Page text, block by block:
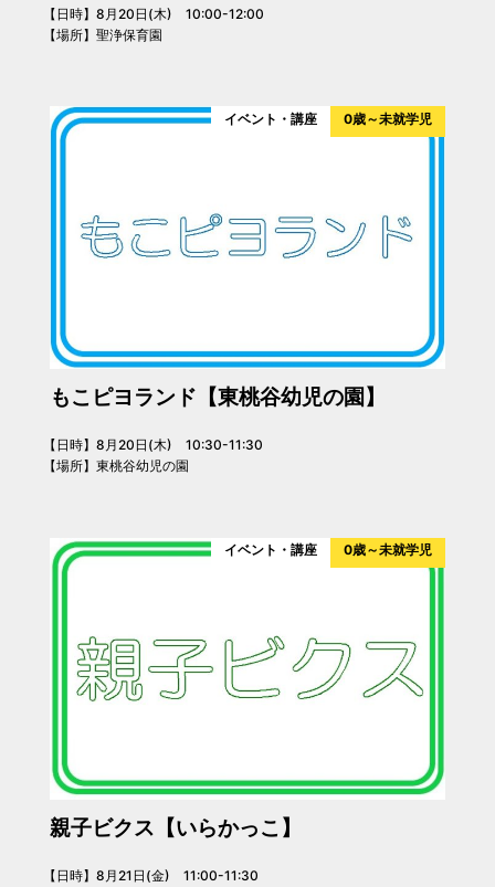
【日時】8月20日(木) 10:00-12:00
【場所】聖浄保育園
イベント・講座 0歳～未就学児
もこピヨランド【東桃谷幼児の園】
【日時】8月20日(木) 10:30-11:30
【場所】東桃谷幼児の園
イベント・講座 0歳～未就学児
親子ビクス【いらかっこ】
【日時】8月21日(金) 11:00-11:30